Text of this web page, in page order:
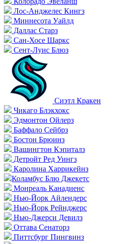
Лос-Анджелес Кингз
Миннесота Уайлд
Даллас Старз
Сан-Хосе Шаркс
Сент-Луис Блюз
Сиэтл Кракен
Чикаго Блэкхокс
Эдмонтон Ойлерз
Баффало Сейбрз
Бостон Брюинз
Вашингтон Кэпиталз
Детройт Ред Уингз
Каролина Харрикейнз
Коламбус Блю Джекетс
Монреаль Канадиенс
Нью-Йорк Айлендерс
Нью-Йорк Рейнджерс
Нью-Джерси Девилз
Оттава Сенаторз
Питтсбург Пингвинз